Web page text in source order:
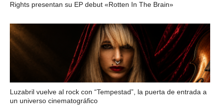
Rights presentan su EP debut «Rotten In The Brain»
Luzabril vuelve al rock con “Tempestad”, la puerta de entrada a
un universo cinematográfico